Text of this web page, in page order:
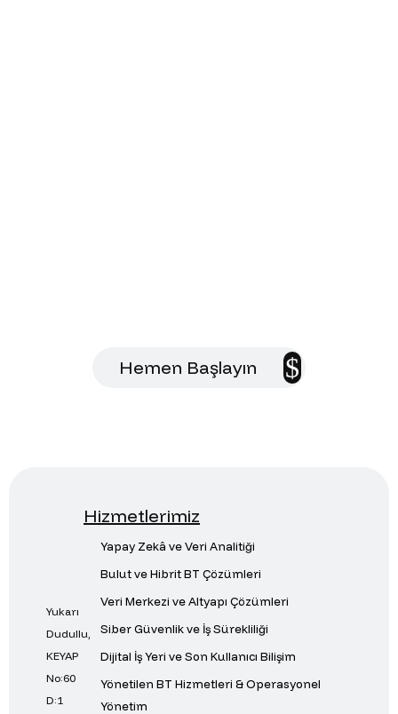
Hemen Başlayın
Yukarı
Dudullu,
KEYAP
No:60
D:1
Hizmetlerimiz
Yapay Zekâ ve Veri Analitiği
Bulut ve Hibrit BT Çözümleri
Veri Merkezi ve Altyapı Çözümleri
Siber Güvenlik ve İş Sürekliliği
Dijital İş Yeri ve Son Kullanıcı Bilişim
Yönetilen BT Hizmetleri & Operasyonel
Yönetim